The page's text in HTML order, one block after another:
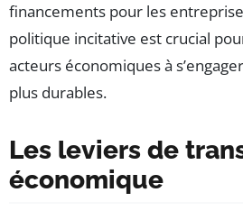
financements pour les
politique incitative est crucial
acteurs économiques à
plus durables.
Les leviers de
économique